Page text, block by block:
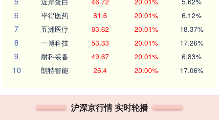
6 毕得医药 61.6 20.01% 6.12%
7 五洲医疗 83.62 20.01% 18.37%
8 一博科技 53.33 20.01% 17.26%
9 耐科装备 49.67 20.01% 6.83%
10 朗特智能 26.4 20.00% 17.06%
沪深京行情 实时轮播